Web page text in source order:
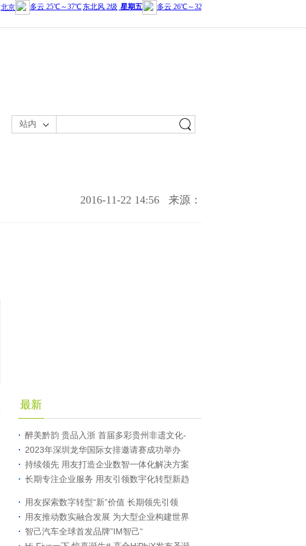
站内
2016-11-22 14:56 来源：
最新
醉美黔韵 贵品入浙 首届多彩贵州非遗文化-
2023年深圳龙华国际女排邀请赛成功举办
持续领先 用友打造企业数智一体化解决方案
长期专注企业服务 用友引领数宇化转型新趋
用友探索数字转型“新”价值 长期领先引领
用友推动数实融合发展 为大型企业构建世界
智己汽车全球首发品牌”IM智己“